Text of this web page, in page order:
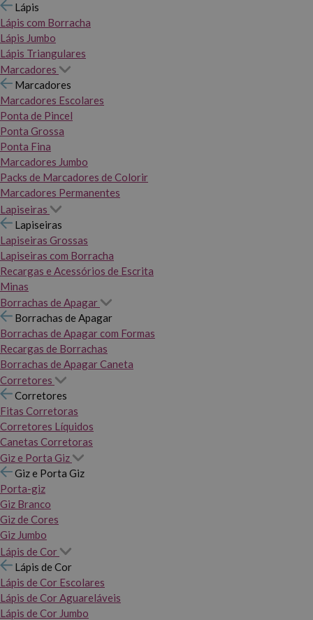
Lápis
Lápis com Borracha
Lápis Jumbo
Lápis Triangulares
Marcadores
Marcadores
Marcadores Escolares
Ponta de Pincel
Ponta Grossa
Ponta Fina
Marcadores Jumbo
Packs de Marcadores de Colorir
Marcadores Permanentes
Lapiseiras
Lapiseiras
Lapiseiras Grossas
Lapiseiras com Borracha
Recargas e Acessórios de Escrita
Minas
Borrachas de Apagar
Borrachas de Apagar
Borrachas de Apagar com Formas
Recargas de Borrachas
Borrachas de Apagar Caneta
Corretores
Corretores
Fitas Corretoras
Corretores Líquidos
Canetas Corretoras
Giz e Porta Giz
Giz e Porta Giz
Porta-giz
Giz Branco
Giz de Cores
Giz Jumbo
Lápis de Cor
Lápis de Cor
Lápis de Cor Escolares
Lápis de Cor Aguareláveis
Lápis de Cor Jumbo